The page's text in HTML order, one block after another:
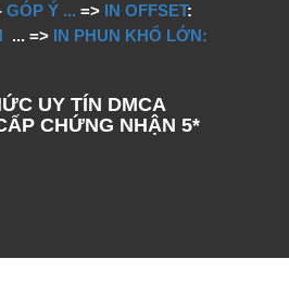
GÓP Ý ... => IN OFFSET:
... => IN PHUN KHỔ LỚN:
UY TÍN DMCA
CHỨNG NHẬN 5*